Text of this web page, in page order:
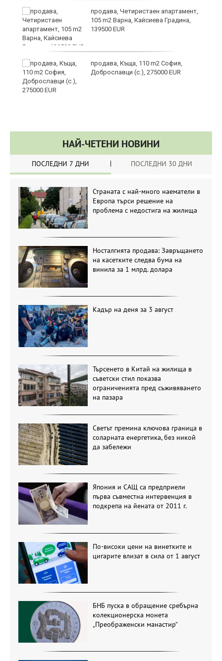
продава, Четиристаен апартамент,
105 m2 Варна, Кайсиева Градина,
139500 EUR
продава, Къща, 110 m2 София,
Доброславци (с.), 275000 EUR
НАЙ-ЧЕТЕНИ НОВИНИ
ПОСЛЕДНИ 7 ДНИ ПОСЛЕДНИ 30 ДНИ
Страната с най-много наематели в
Европа търси решение на
проблема с недостига на жилища
Носталгията продава: Завръщането
на касетките следва бума на
винила за 1 млрд. долара
Кадър на деня за 3 август
Търсенето в Китай на жилища в
съветски стил показва
ограниченията пред съживяването
на пазара
Светът премина ключова граница в
соларната енергетика, без никой
да забележи
Япония и САЩ са предприели
първа съвместна интервенция в
подкрепа на йената от 2011 г.
По-високи цени на винетките и
цигарите влизат в сила от 1 август
БНБ пуска в обращение сребърна
колекционерска монета
„Преображенски манастир“